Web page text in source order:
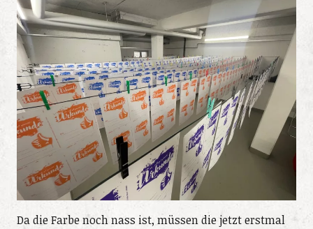
Da die Farbe noch nass ist, müssen die jetzt erstmal